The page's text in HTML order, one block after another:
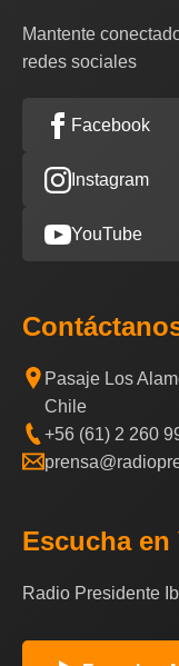
Mantente
redes sociales
Facebook
Instagram
YouTube
Pasaje Los
Chile
+56 (61) 2 260
Escucha en
Radio Presidente